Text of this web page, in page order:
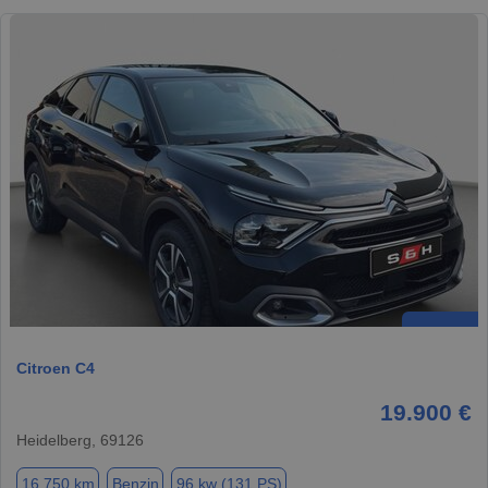
Citroen C4
19.900 €
Heidelberg, 69126
16.750 km Benzin 96 kw (131 PS)